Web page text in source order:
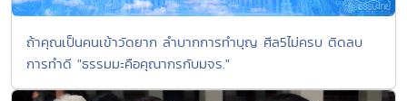
ถ้าคุณเป็นคนเข้าวัดยาก ลำบากการทำบุญ ศีล5ไม่ครบ ติดลบ
การทำดี "ธรรมมะคือคุณากรกับมจร."